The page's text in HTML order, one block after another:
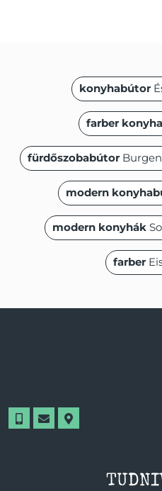
konyhabútor
farber konyha
fürdőszobabútor
modern
modern konyhák
farber